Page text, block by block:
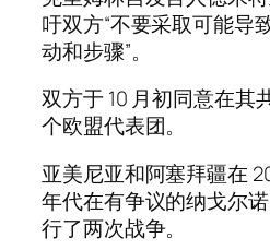
吁双方“不要采取可能导
动和步骤”。
双方于 10 月初同意在其
个欧盟代表团。
亚美尼亚和阿塞拜疆在
年代在有争议的纳戈尔
行了两次战争。